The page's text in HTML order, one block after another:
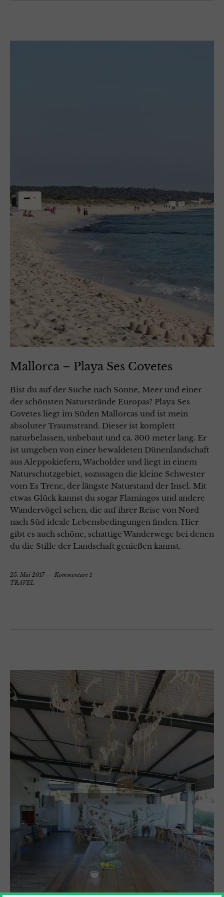
Mallorca – Playa Ses Covetes
Bist du auf der Suche nach Sonne, Meer und einer
der schönsten Naturstrände Europas? Playa Ses
Covetes liegt im Süden Mallorcas und ist mein
absoluter Traumstrand. Dieser ist komplett
naturbelassen, unbebaut und ca. 300 meter lang. Er
ist umgeben von einer bewaldeten Dünenlandschaft
aus Aleppokiefern, Wacholder und liegt in einem
Naturschutzgebiet, sozusagen die kleine Schwester
vom Es Trenc, der längste Naturstand der Insel. Mit
etwas Glück kannst du sogar Flamingos und andere
Wandervögel sehen, die auf ihrer Reise von Nord
nach Süd ideale Lebensbedingungen finden. Hier
gibt es auch schöne, schattige Wanderwege bei denen
du die Stille der Landschaft genießen kannst.
25. Mai 2017
Kommentare 1
TRAVEL